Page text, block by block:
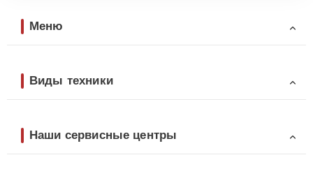
Меню
Виды техники
Наши сервисные центры